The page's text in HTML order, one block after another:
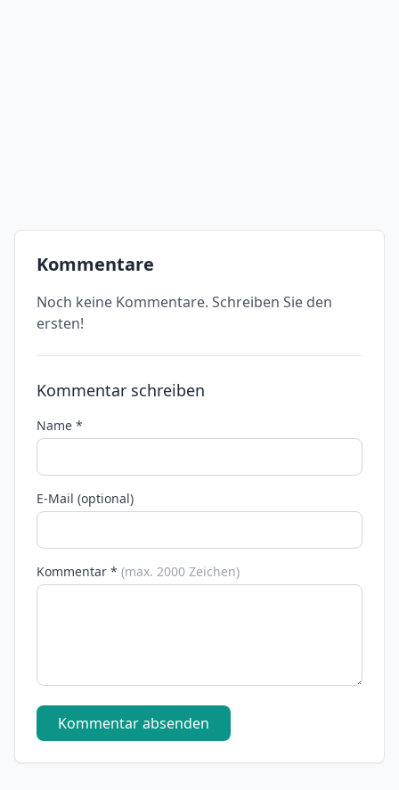
Kommentare
Noch keine Kommentare. Schreiben Sie den
ersten!
Kommentar schreiben
Name *
E-Mail (optional)
Kommentar * (max. 2000 Zeichen)
Kommentar absenden